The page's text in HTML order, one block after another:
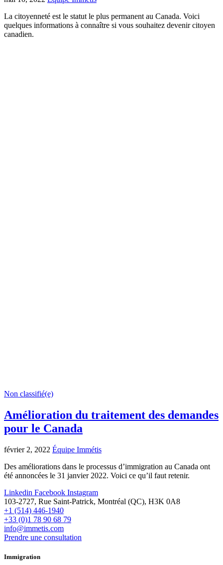
La citoyenneté est le statut le plus permanent au Canada. Voici
quelques informations à connaître si vous souhaitez devenir citoyen
canadien.
Non classifié(e)
Amélioration du traitement des demandes
pour le Canada
février 2, 2022 Équipe Immétis
Des améliorations dans le processus d’immigration au Canada ont
été annoncées le 31 janvier 2022. Voici ce qu’il faut retenir.
Linkedin Facebook Instagram
103-2727, Rue Saint-Patrick, Montréal (QC), H3K 0A8
+1 (514) 446-1940
+33 (0)1 78 90 68 79
info@immetis.com
Prendre une consultation
Immigration